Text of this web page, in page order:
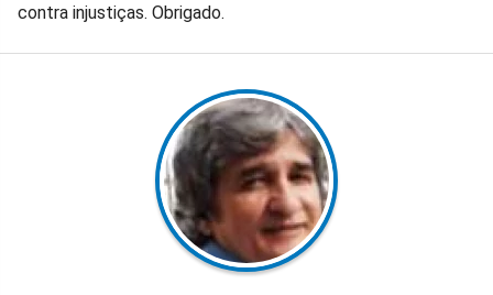
contra injustiças. Obrigado.